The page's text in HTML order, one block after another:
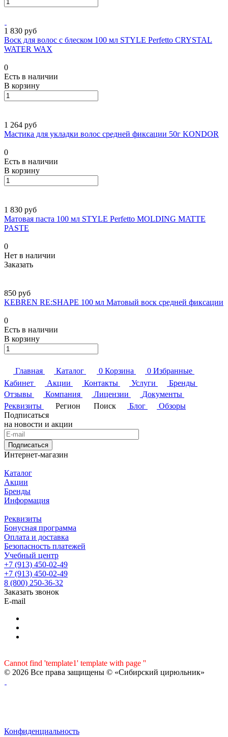
1 830 руб
Воск для волос с блеском 100 мл STYLE Perfetto CRYSTAL
WATER WAX
0
Есть в наличии
В корзину
1 264 руб
Мастика для укладки волос средней фиксации 50г KONDOR
0
Есть в наличии
В корзину
1 830 руб
Матовая паста 100 мл STYLE Perfetto MOLDING MATTE
PASTE
0
Нет в наличии
Заказать
850 руб
KEBREN RE:SHAPE 100 мл Матовый воск средней фиксации
0
Есть в наличии
В корзину
Главная Каталог 0 Корзина 0 Избранные
Кабинет
Акции Контакты Услуги
Бренды
Отзывы
Компания Лицензии
Документы
Реквизиты
Регион Поиск Блог
Обзоры
Подписаться
на новости и акции
Подписаться
Интернет-магазин
Каталог
Акции
Бренды
Информация
Реквизиты
Бонусная программа
Оплата и доставка
Безопасность платежей
Учебный центр
+7 (913) 450-02-49
+7 (913) 450-02-49
8 (800) 250-36-32
Заказать звонок
E-mail
Cannot find 'template1' template with page ''
© 2026 Все права защищены © «Сибирский цирюльник»
Конфиденциальность